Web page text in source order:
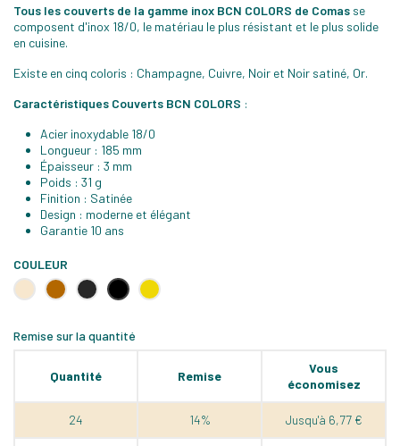
Tous les couverts de la gamme inox BCN COLORS de Comas se
composent d'inox 18/0, le matériau le plus résistant et le plus solide
en cuisine.
Existe en cinq coloris : Champagne, Cuivre, Noir et Noir satiné, Or.
Caractéristiques Couverts BCN COLORS :
Acier inoxydable 18/0
Longueur : 185 mm
Épaisseur : 3 mm
Poids : 31 g
Finition : Satinée
Design : moderne et élégant
Garantie 10 ans
COULEUR
Champagne
CuivreNoir
Noir
Satiné
Or
Remise sur la quantité
Quantité Remise
Vous
économisez
24 14% Jusqu'à 6,77 €